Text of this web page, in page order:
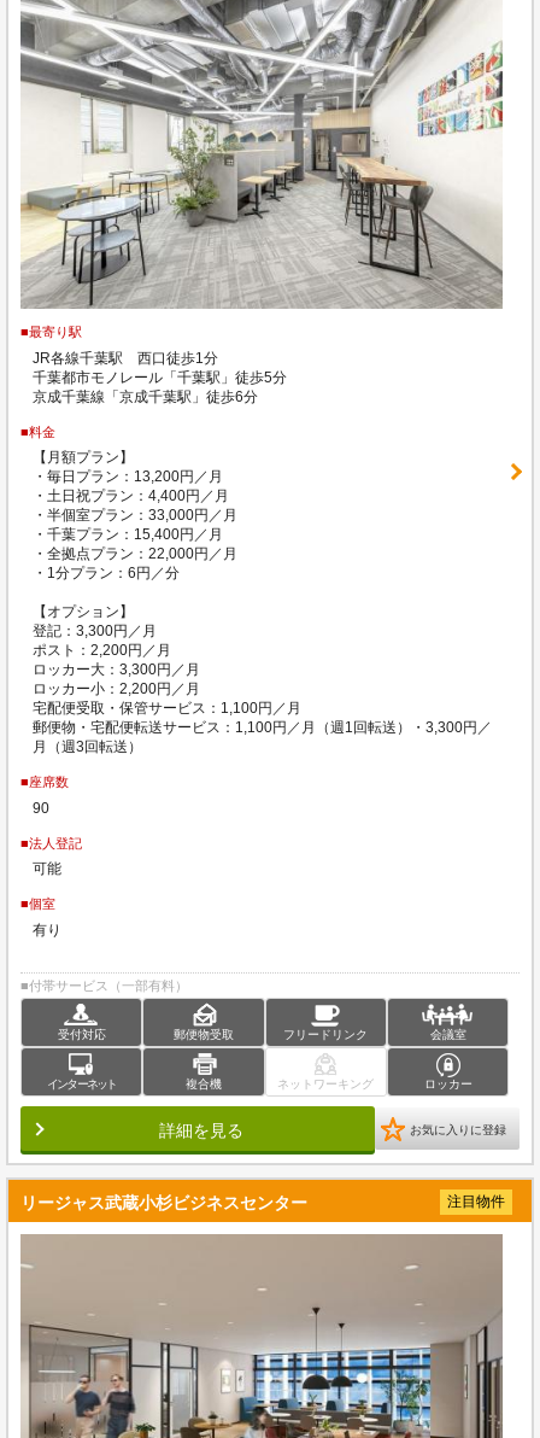
■最寄り駅
JR各線千葉駅 西口徒歩1分
千葉都市モノレール「千葉駅」徒歩5分
京成千葉線「京成千葉駅」徒歩6分
■料金
【月額プラン】
・毎日プラン：13,200円／月
・土日祝プラン：4,400円／月
・半個室プラン：33,000円／月
・千葉プラン：15,400円／月
・全拠点プラン：22,000円／月
・1分プラン：6円／分
【オプション】
登記：3,300円／月
ポスト：2,200円／月
ロッカー大：3,300円／月
ロッカー小：2,200円／月
宅配便受取・保管サービス：1,100円／月
郵便物・宅配便転送サービス：1,100円／月（週1回転送）・3,300円／
月（週3回転送）
■座席数
90
■法人登記
可能
■個室
有り
■付帯サービス（一部有料）
受付対応 郵便物受取 フリードリンク 会議室
インターネット 複合機 ネットワーキング ロッカー
詳細を見る お気に入りに登録
リージャス武蔵小杉ビジネスセンター 注目物件